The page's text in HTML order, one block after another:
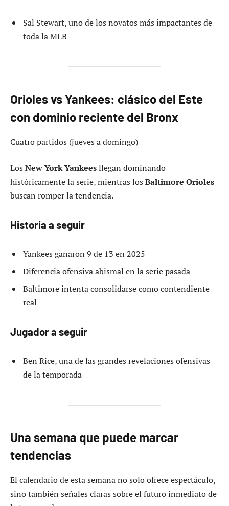
Sal Stewart, uno de los novatos más impactantes de
toda la MLB
Orioles vs Yankees: clásico del Este
con dominio reciente del Bronx
Cuatro partidos (jueves a domingo)
Los New York Yankeesllegan dominando
históricamente la serie, mientras los Baltimore Orioles
buscan romper la tendencia.
Historia a seguir
Yankees ganaron 9 de 13 en 2025
Diferencia ofensiva abismal en la serie pasada
Baltimore intenta consolidarse como contendiente
real
Jugador a seguir
Ben Rice, una de las grandes revelaciones ofensivas
de la temporada
Una semana que puede marcar
tendencias
El calendario de esta semana no solo ofrece espectáculo,
sino también señales claras sobre el futuro inmediato de